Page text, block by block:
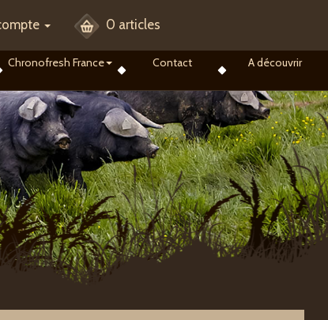
0 articles
Chronofresh France Contact A découvrir